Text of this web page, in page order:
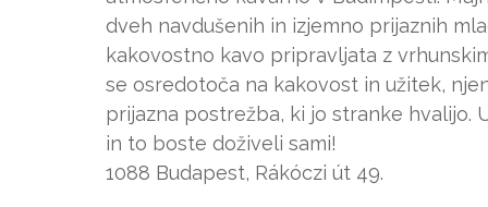
dveh navdušenih in izjemno prijaznih
kakovostno kavo pripravljata z
se osredotoča na kakovost in užitek,
prijazna postrežba, ki jo stranke hvalijo.
in to boste doživeli sami!
1088 Budapest, Rákóczi út 49.